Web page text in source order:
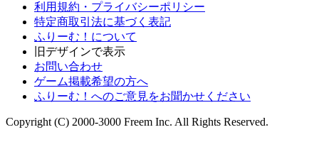
利用規約・プライバシーポリシー
特定商取引法に基づく表記
ふりーむ！について
旧デザインで表示
お問い合わせ
ゲーム掲載希望の方へ
ふりーむ！へのご意見をお聞かせください
Copyright (C) 2000-3000 Freem Inc. All Rights Reserved.